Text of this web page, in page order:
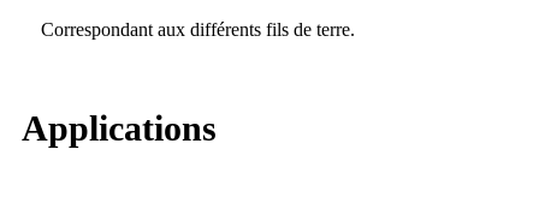
Correspondant aux différents fils de terre.
Applications